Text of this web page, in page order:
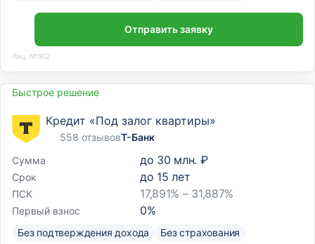
Отправить заявку
Лиц. №902
Быстрое решение
Кредит «Под залог квартиры»
558 отзывовТ-Банк
Сумма
до 30 млн. ₽
Срок до 15 лет
ПСК 17,891% – 31,887%
Первый взнос 0%
Без подтверждения дохода Без страхования